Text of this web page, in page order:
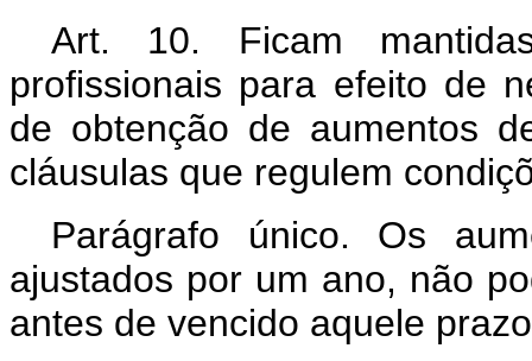
Art. 10. Ficam
profissionais para efeito de
de obtenção de aumentos
cláusulas que regulem
Parágrafo único. Os
ajustados por um ano, não
antes de vencido aquele